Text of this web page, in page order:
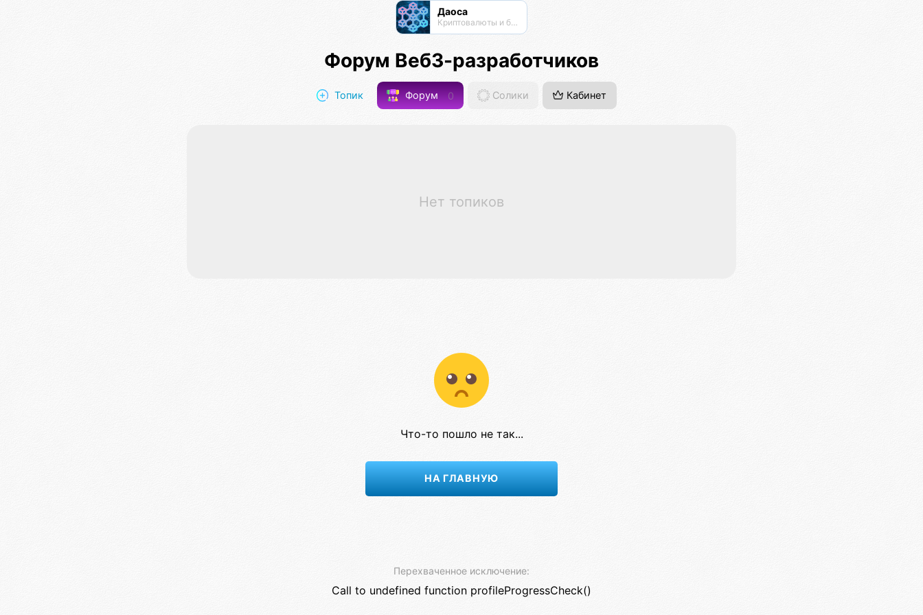
Даоса
Криптовалюты и блокчейны
Форум Веб3-разработчиков
Топик Форум 0 Солики Кабинет
Нет топиков
Что-то пошло не так...
НА ГЛАВНУЮ
Перехваченное исключение:
Call to undefined function profileProgressCheck()